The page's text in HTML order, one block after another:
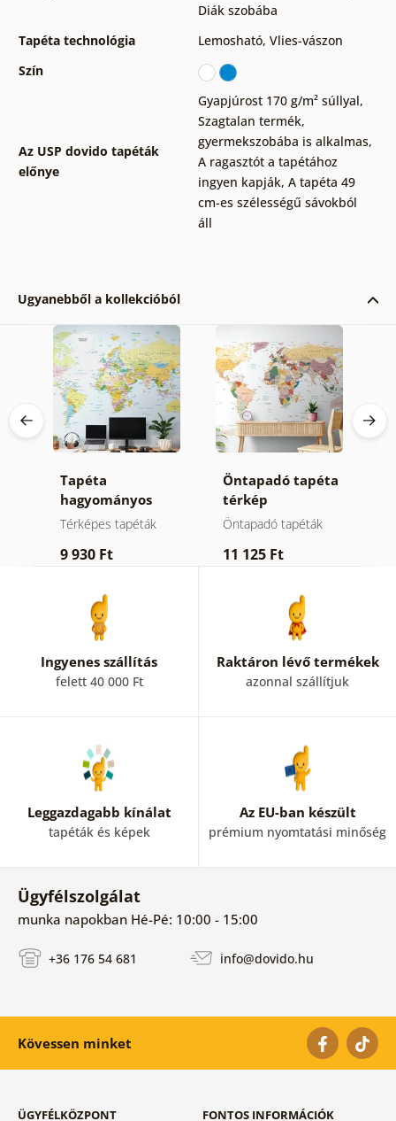
Diák szobába
Tapéta technológia
Lemosható, Vlies-vászon
Szín
Az USP dovido tapéták
előnye
Gyapjúrost 170 g/m² súllyal,
Szagtalan termék,
gyermekszobába is alkalmas,
A ragasztót a tapétához
ingyen kapják, A tapéta 49
cm-es szélességű sávokból
áll
Ugyanebből a kollekcióból
Tapéta
hagyományos
térkép
Térképes tapéták
9 930 Ft
Öntapadó tapéta
térkép
megnevezésekkel
Öntapadó tapéták
11 125 Ft
Ingyenes szállítás
felett 40 000 Ft
Raktáron lévő termékek
azonnal szállítjuk
Leggazdagabb kínálat
tapéták és képek
Az EU-ban készült
prémium nyomtatási minőség
Ügyfélszolgálat
munka napokban Hé-Pé: 10:00 - 15:00
+36 176 54 681 info@dovido.hu
Kövessen minket
ÜGYFÉLKÖZPONT FONTOS INFORMÁCIÓK